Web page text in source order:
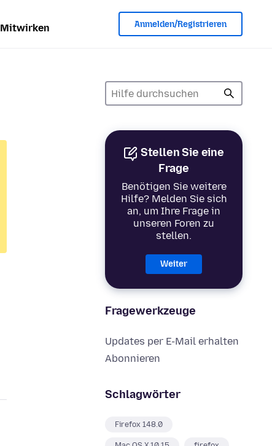
Mitwirken Anmelden/Registrieren
Stellen Sie eine
Frage
Benötigen Sie weitere
Hilfe? Melden Sie sich
an, um Ihre Frage in
unseren Foren zu
stellen.
Weiter
Fragewerkzeuge
Updates per E-Mail erhalten
Abonnieren
Schlagwörter
Firefox 148.0